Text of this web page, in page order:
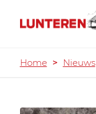
Home > Nieuws